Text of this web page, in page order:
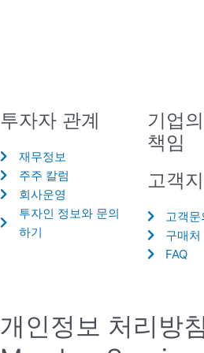
투자자 관계
재무정보
주주 칼럼
회사운영
투자인 정보와 문의
하기
기업
책임
고객
고객문
구매처
FAQ
개인정보 처리방침